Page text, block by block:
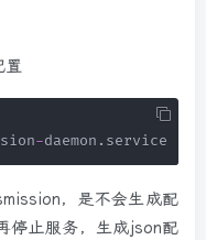
置
-daemon . service
，是不会生成配
停止服务，生成json配